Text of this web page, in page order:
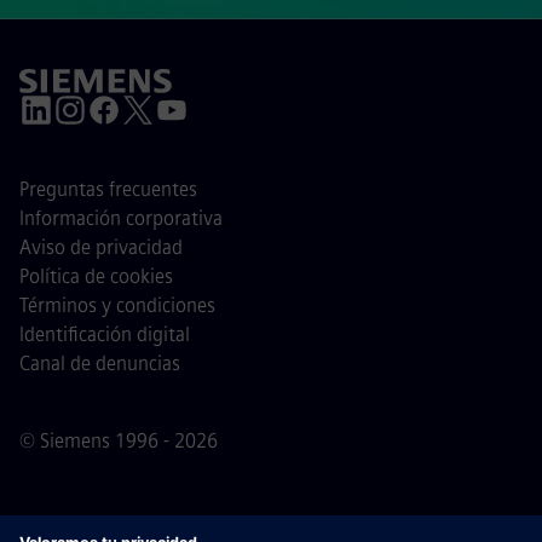
© Siemens 1996 - 2026
Preguntas frecuentes
Información corporativa
Aviso de privacidad
Política de cookies
Términos y condiciones
Identificación digital
Canal de denuncias